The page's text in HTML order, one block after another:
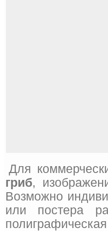
Для
гриб,
Возможно
или постера